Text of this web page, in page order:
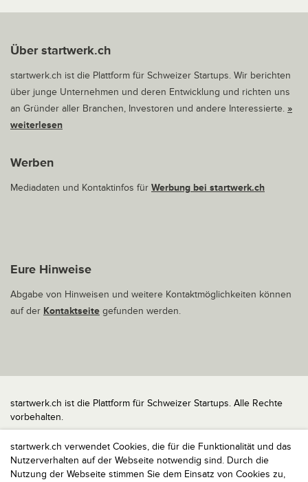
startwerk.ch verwendet Cookies, die für die Funktionalität und das
Nutzerverhalten auf der Webseite notwendig sind. Durch die
Nutzung der Webseite stimmen Sie dem Einsatz von Cookies zu,
Über startwerk.ch
startwerk.ch ist die Plattform für Schweizer Startups. Wir berichten
über junge Unternehmen und deren Entwicklung und richten uns
an Gründer aller Branchen, Investoren und andere Interessierte. »
weiterlesen
Werben
Mediadaten und Kontaktinfos für Werbung bei startwerk.ch
Eure Hinweise
Abgabe von Hinweisen und weitere Kontaktmöglichkeiten können
auf der Kontaktseite gefunden werden.
startwerk.ch ist die Plattform für Schweizer Startups. Alle Rechte
vorbehalten.
Impressum
Kontakt
nach oben